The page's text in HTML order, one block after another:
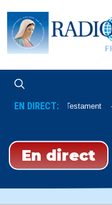
EN DIRECT:
Nouveau Testament
En direct